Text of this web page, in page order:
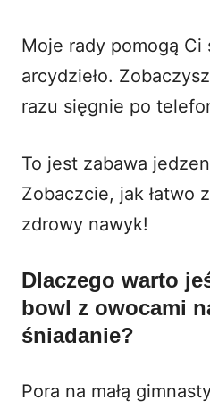
Moje rady pomogą Ci
arcydzieło.
razu sięgnie po
To jest zabawa
Zobaczcie, jak łatwo
zdrowy nawyk!
Dlaczego warto
bowl z owocami
śniadanie?
Pora na małą